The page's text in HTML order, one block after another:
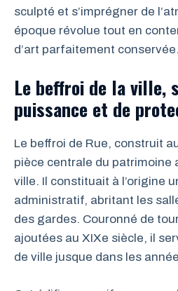
sculpté et s’imprégner de
époque révolue tout en
d’art parfaitement conservée.
Le beffroi de la ville,
puissance et de
Le beffroi de Rue, construit
pièce centrale du patrimoine
ville. Il constituait à l’origine
administratif, abritant les
des gardes. Couronné de
ajoutées au XIXe siècle, il
de ville jusque dans les